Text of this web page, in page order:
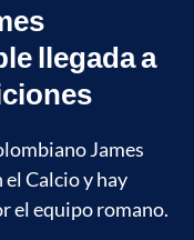
llegada a
James
el Calcio y hay
el equipo romano.